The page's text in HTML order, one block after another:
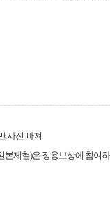
사진 빠져
본제철)은 징용보상에 참여